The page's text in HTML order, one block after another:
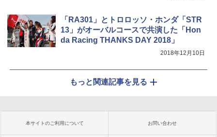
「RA301」とトロロッソ・ホンダ「STR
13」がオーバルコースで共演した「Hon
da Racing THANKS DAY 2018」
2018年12月10日
もっと関連記事を見る
本サイトのご利用について お問い合わせ